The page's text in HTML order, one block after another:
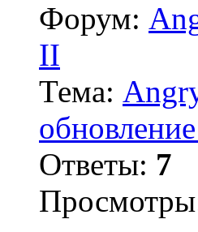
Форум:
II
Тема:
Ответы: 7